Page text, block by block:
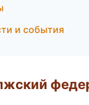
и события